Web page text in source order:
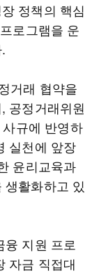
정책의 핵심
로그램을 운
거래 협약을
공정거래위원
규에 반영하
실천에 앞장
윤리교육과
활화하고 있
지원 프로
자금 직접대